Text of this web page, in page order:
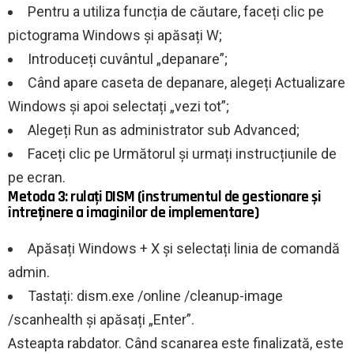
Pentru a utiliza funcția de căutare, faceți clic pe
pictograma Windows și apăsați W;
Introduceți cuvântul „depanare”;
Când apare caseta de depanare, alegeți Actualizare
Windows și apoi selectați „vezi tot”;
Alegeți Run as administrator sub Advanced;
Faceți clic pe Următorul și urmați instrucțiunile de
pe ecran.
Metoda 3: rulați DISM (instrumentul de gestionare și
întreținere a imaginilor de implementare)
Apăsați Windows + X și selectați linia de comandă
admin.
Tastați: dism.exe /online /cleanup-image
/scanhealth și apăsați „Enter”.
Asteapta rabdator. Când scanarea este finalizată, este